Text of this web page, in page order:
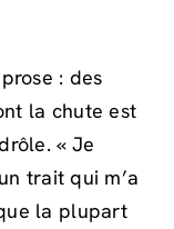
: des
la chute est
« Je
trait qui m’a
la plupart